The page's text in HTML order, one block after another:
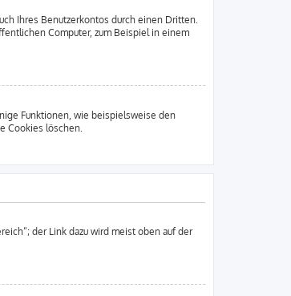
Ihres Benutzerkontos durch einen Dritten.
Computer, zum Beispiel in einem
Funktionen, wie beispielsweise den
Cookies löschen.
der Link dazu wird meist oben auf der